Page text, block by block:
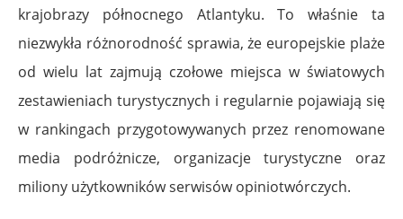
krajobrazy północnego Atlantyku. To właśnie ta
niezwykła różnorodność sprawia, że europejskie plaże
od wielu lat zajmują czołowe miejsca w światowych
zestawieniach turystycznych i regularnie pojawiają się
w rankingach przygotowywanych przez renomowane
media podróżnicze, organizacje turystyczne oraz
miliony użytkowników serwisów opiniotwórczych.